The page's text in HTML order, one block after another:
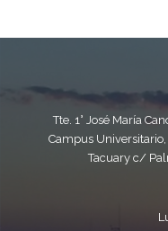
Tte. 1° José María
Campus Universitario,
Tacuary c/